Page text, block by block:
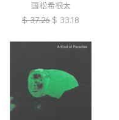
国松希根太
$ 37.26 $ 33.18